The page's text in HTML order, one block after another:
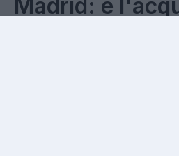
Madrid: è